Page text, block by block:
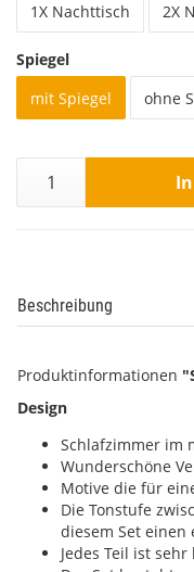
1X Nachttisch
2X
Spiegel
mit Spiegel
ohne
Beschreibung
Produktinformationen
Design
Schlafzimmer im
Wunderschöne
Motive die für
Die Tonstufe
diesem Set einen
Jedes Teil ist